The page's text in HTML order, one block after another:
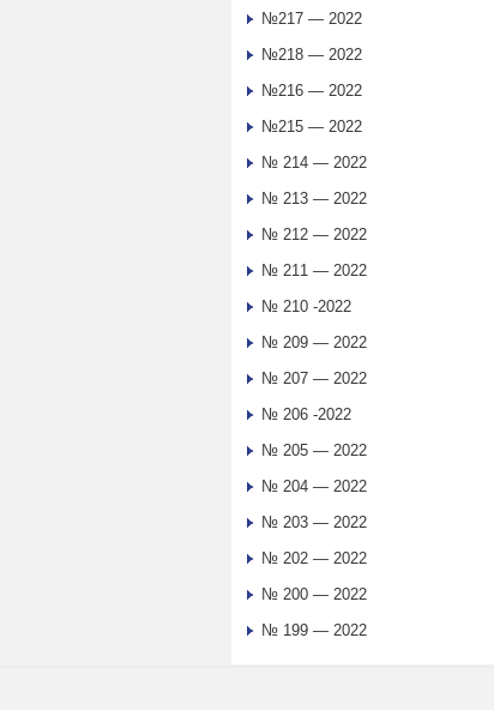
№217 — 2022
№218 — 2022
№216 — 2022
№215 — 2022
№ 214 — 2022
№ 213 — 2022
№ 212 — 2022
№ 211 — 2022
№ 210 -2022
№ 209 — 2022
№ 207 — 2022
№ 206 -2022
№ 205 — 2022
№ 204 — 2022
№ 203 — 2022
№ 202 — 2022
№ 200 — 2022
№ 199 — 2022